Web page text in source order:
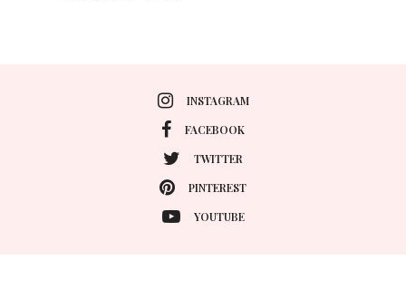
INSTAGRAM
FACEBOOK
TWITTER
PINTEREST
YOUTUBE